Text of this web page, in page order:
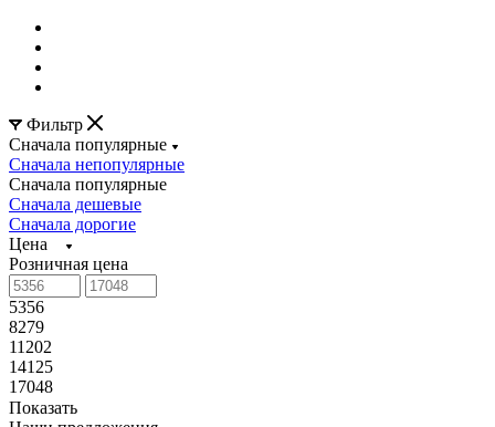
Фильтр
Сначала популярные
Сначала непопулярные
Сначала популярные
Сначала дешевые
Сначала дорогие
Цена
Розничная цена
5356
8279
11202
14125
17048
Показать